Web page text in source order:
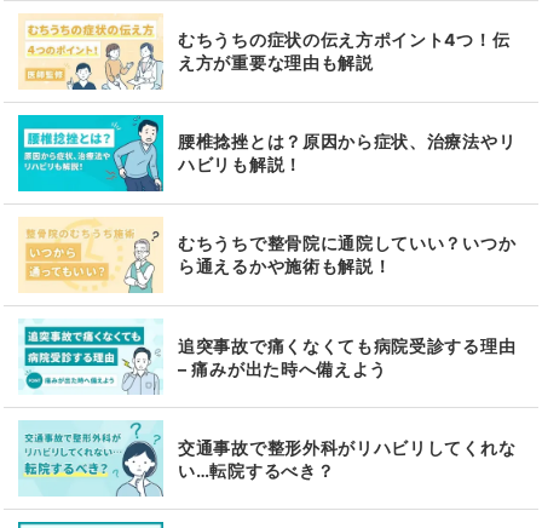
むちうちの症状の伝え方ポイント4つ！伝
え方が重要な理由も解説
腰椎捻挫とは？原因から症状、治療法やリ
ハビリも解説！
むちうちで整骨院に通院していい？いつか
ら通えるかや施術も解説！
追突事故で痛くなくても病院受診する理由
– 痛みが出た時へ備えよう
交通事故で整形外科がリハビリしてくれな
い…転院するべき？